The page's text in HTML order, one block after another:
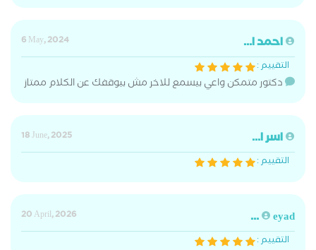
احمد ا...
6 May, 2024
التقييم :
دكتور متمكن واعي بيسمع للاخر مش بيوقفك عن الكلام ممتاز
اسر ا...
18 June, 2025
التقييم :
eyad ...
20 April, 2026
التقييم :